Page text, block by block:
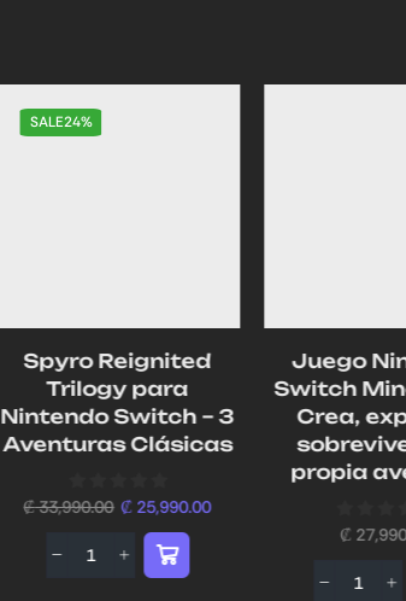
SALE24%
Spyro Reignited
Trilogy para
Nintendo Switch – 3
Aventuras Clásicas
₡33,990.00 ₡25,990.00
Juego
Switch
Crea,
propia
₡